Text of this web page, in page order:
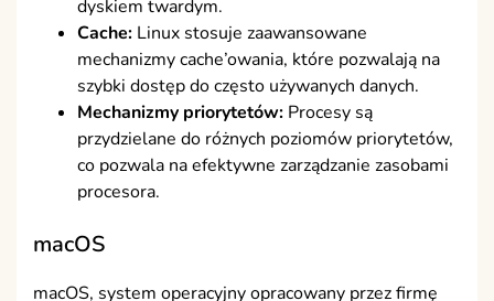
dyskiem twardym.
Cache: Linux stosuje zaawansowane
mechanizmy cache’owania, które pozwalają na
szybki dostęp do często używanych danych.
Mechanizmy priorytetów: Procesy są
przydzielane do różnych poziomów priorytetów,
co pozwala na efektywne zarządzanie zasobami
procesora.
macOS
macOS, system operacyjny opracowany przez firmę